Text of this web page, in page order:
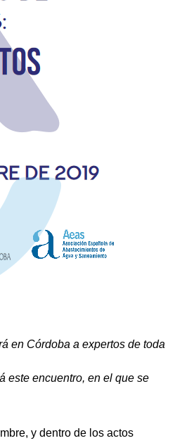
en Córdoba a expertos de toda
este encuentro, en el que se
y dentro de los actos